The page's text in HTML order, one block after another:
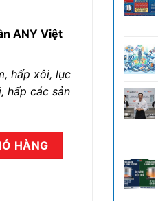
ANY Việt
hấp xôi, lục
hấp các sản
hợp gas TCDHG-12KG số lượng
HÀNG